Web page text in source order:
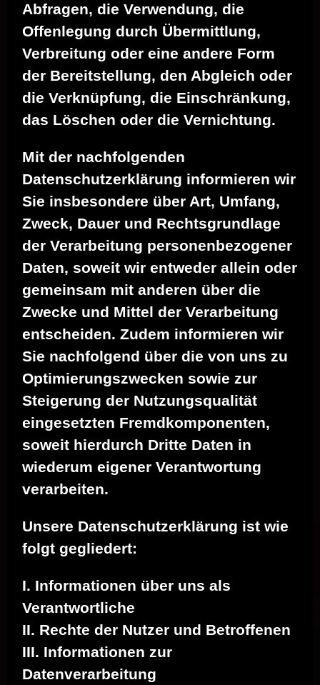
Abfragen, die Verwendung, die
Offenlegung durch Übermittlung,
Verbreitung oder eine andere Form
der Bereitstellung, den Abgleich oder
die Verknüpfung, die Einschränkung,
das Löschen oder die Vernichtung.
Mit der nachfolgenden
Datenschutzerklärung informieren wir
Sie insbesondere über Art, Umfang,
Zweck, Dauer und Rechtsgrundlage
der Verarbeitung personenbezogener
Daten, soweit wir entweder allein oder
gemeinsam mit anderen über die
Zwecke und Mittel der Verarbeitung
entscheiden. Zudem informieren wir
Sie nachfolgend über die von uns zu
Optimierungszwecken sowie zur
Steigerung der Nutzungsqualität
eingesetzten Fremdkomponenten,
soweit hierdurch Dritte Daten in
wiederum eigener Verantwortung
verarbeiten.
Unsere Datenschutzerklärung ist wie
folgt gegliedert:
I. Informationen über uns als
Verantwortliche
II. Rechte der Nutzer und Betroffenen
III. Informationen zur
Datenverarbeitung